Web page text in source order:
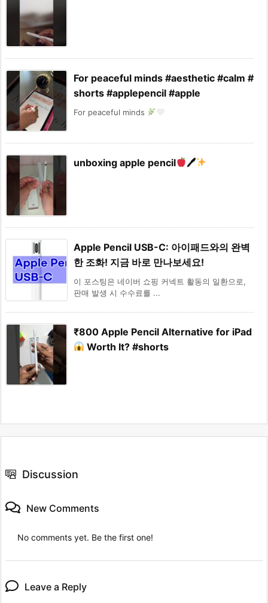
For peaceful minds #aesthetic #calm #
shorts #applepencil #apple
For peaceful minds
unboxing apple pencil 🖊
Apple Pencil USB-C: 아이패드와의 완벽
한 조화! 지금 바로 만나보세요!
이 포스팅은 네이버 쇼핑 커넥트 활동의 일환으로,
판매 발생 시 수수료를 ...
₹800 Apple Pencil Alternative for iPad
Worth It? #shorts
Discussion
New Comments
No comments yet. Be the first one!
Leave a Reply